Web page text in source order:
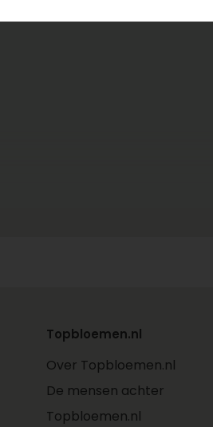
Topbloemen.nl
Over Topbloemen.nl
De mensen achter
Topbloemen.nl